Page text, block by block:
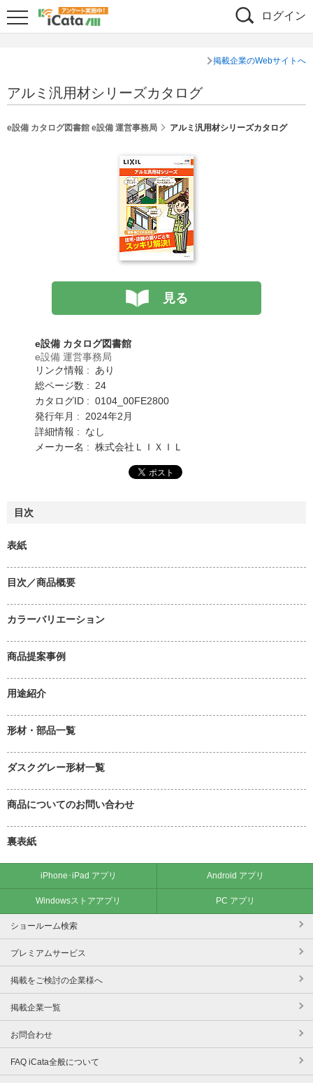
ログイン
掲載企業のWebサイトへ
アルミ汎用材シリーズカタログ
e設備 カタログ図書館 e設備 運営事務局 アルミ汎用材シリーズカタログ
見る
e設備 カタログ図書館
e設備 運営事務局
リンク情報 : あり
総ページ数 : 24
カタログID : 0104_00FE2800
発行年月 : 2024年2月
詳細情報 : なし
メーカー名 : 株式会社ＬＩＸＩＬ
目次
表紙
目次／商品概要
カラーバリエーション
商品提案事例
用途紹介
形材・部品一覧
ダスクグレー形材一覧
商品についてのお問い合わせ
裏表紙
iPhone･iPad アプリ Android アプリ
Windowsストアアプリ PC アプリ
ショールーム検索
プレミアムサービス
掲載をご検討の企業様へ
掲載企業一覧
お問合わせ
FAQ iCata全般について